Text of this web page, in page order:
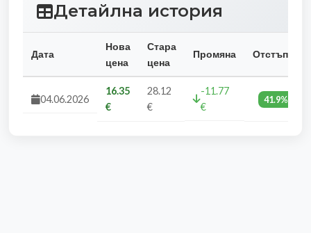
Детайлна история
Дата
Нова
цена
Стара
цена
Промяна Отстъпка
04.06.2026
16.35
€
28.12
€
-11.77
€
41.9%